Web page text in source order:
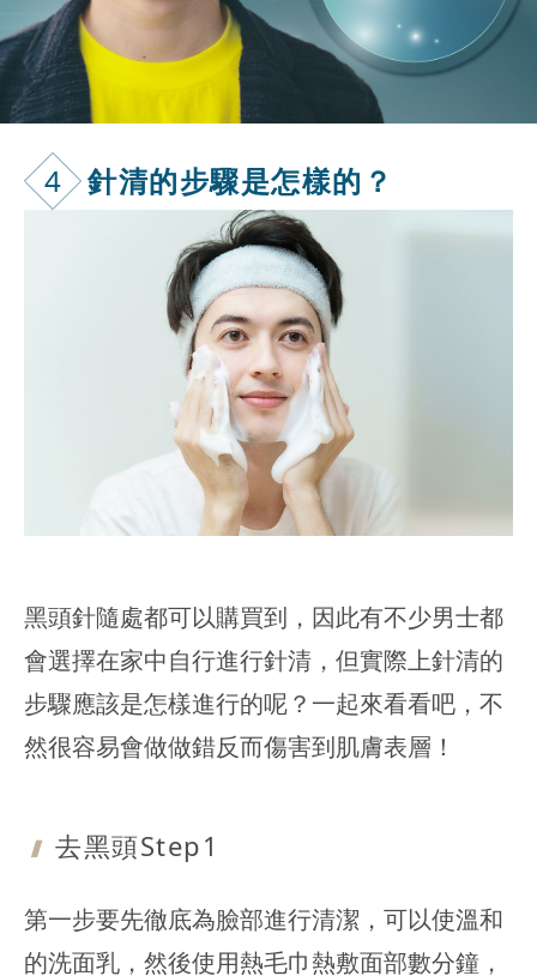
4 針清的步驟是怎樣的？
黑頭針隨處都可以購買到，因此有不少男士都
會選擇在家中自行進行針清，但實際上針清的
步驟應該是怎樣進行的呢？一起來看看吧，不
然很容易會做做錯反而傷害到肌膚表層！
去黑頭Step1
第一步要先徹底為臉部進行清潔，可以使溫和
的洗面乳，然後使用熱毛巾熱敷面部數分鐘，